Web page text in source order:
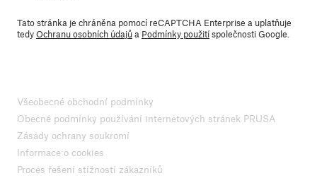
Tato stránka je chráněna pomocí reCAPTCHA Enterprise a uplatňuje
tedyOchranu osobních údajůa Podmínky použitíspolečnosti Google.
Všeobecné obchodní podmínky
Obecné podmínky používání internetových stránek PRUSA
Zásady ochrany soukromí
Informace o cookies
Proces řešení stížností zákazníků